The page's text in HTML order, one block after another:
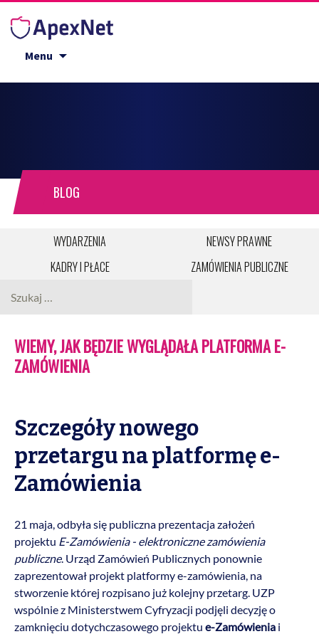
Menu
BLOG
WYDARZENIA
NEWSY PRAWNE
KADRY I PŁACE
ZAMÓWIENIA PUBLICZNE
WIEMY, JAK BĘDZIE WYGLĄDAŁA PLATFORMA E-
ZAMÓWIENIA
Szczegóły nowego
przetargu na platformę e-
Zamówienia
21 maja, odbyła się publiczna prezentacja założeń
projektu E-Zamówienia - elektroniczne zamówienia
publiczne. Urząd Zamówień Publicznych ponownie
zaprezentował projekt platformy e-zamówienia, na
stworzenie której rozpisano już kolejny przetarg. UZP
wspólnie z Ministerstwem Cyfryzacji podjęli decyzję o
zamknięciu dotychczasowego projektu e-Zamówienia i